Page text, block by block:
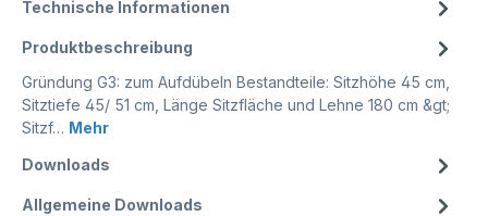
Technische Informationen
Produktbeschreibung
Gründung G3: zum Aufdübeln Bestandteile: Sitzhöhe 45 cm,
Sitztiefe 45/ 51 cm, Länge Sitzfläche und Lehne 180 cm &gt;
Sitzf… Mehr
Downloads
Allgemeine Downloads